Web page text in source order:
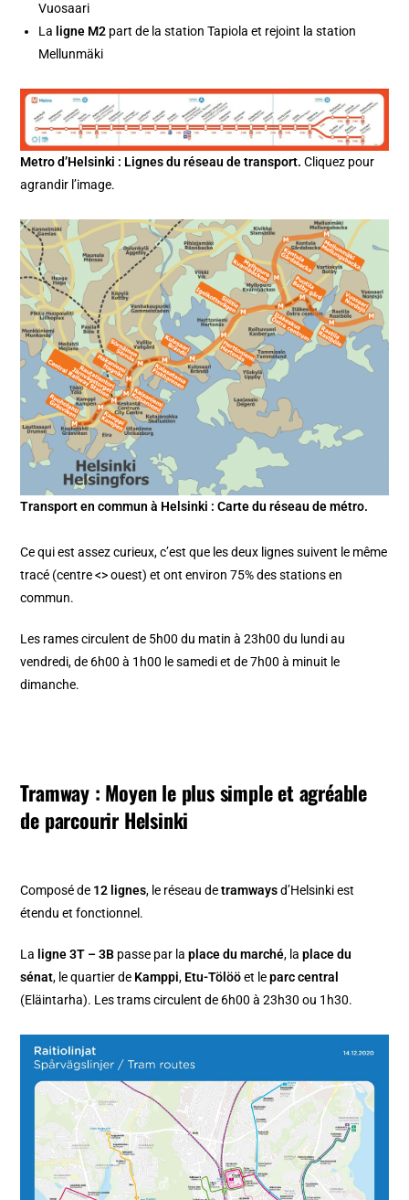
Vuosaari
La ligne M2 part de la station Tapiola et rejoint la station
Mellunmäki
Metro d’Helsinki : Lignes du réseau de transport. Cliquez pour
agrandir l’image.
Transport en commun à Helsinki : Carte du réseau de métro.
Ce qui est assez curieux, c’est que les deux lignes suivent le même
tracé (centre <> ouest) et ont environ 75% des stations en
commun.
Les rames circulent de 5h00 du matin à 23h00 du lundi au
vendredi, de 6h00 à 1h00 le samedi et de 7h00 à minuit le
dimanche.
Tramway : Moyen le plus simple et agréable
de parcourir Helsinki
Composé de 12 lignes, le réseau detramwaysd’Helsinki est
étendu et fonctionnel.
La ligne 3T – 3B passe par laplace du marché, laplace du
sénat, le quartier de Kamppi, Etu-Tölööet leparc central
(Eläintarha). Les trams circulent de 6h00 à 23h30 ou 1h30.